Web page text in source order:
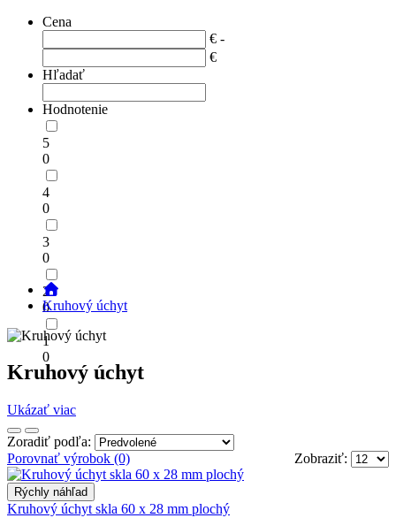
Cena
€ -
€
Hľadať
Hodnotenie
5
0
4
0
3
0
2
0
1
0
Kruhový úchyt
Kruhový úchyt
Ukázať viac
Zoradiť podľa:
Zobraziť:
Porovnať výrobok (0)
Rýchly náhľad
Kruhový úchyt skla 60 x 28 mm plochý